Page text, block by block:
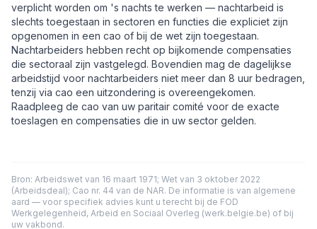
verplicht worden om 's nachts te werken — nachtarbeid is
slechts toegestaan in sectoren en functies die expliciet zijn
opgenomen in een cao of bij de wet zijn toegestaan.
Nachtarbeiders hebben recht op bijkomende compensaties
die sectoraal zijn vastgelegd. Bovendien mag de dagelijkse
arbeidstijd voor nachtarbeiders niet meer dan 8 uur bedragen,
tenzij via cao een uitzondering is overeengekomen.
Raadpleeg de cao van uw paritair comité voor de exacte
toeslagen en compensaties die in uw sector gelden.
Bron: Arbeidswet van 16 maart 1971; Wet van 3 oktober 2022
(Arbeidsdeal); Cao nr. 44 van de NAR. De informatie is van algemene
aard — voor specifiek advies kunt u terecht bij de FOD
Werkgelegenheid, Arbeid en Sociaal Overleg (werk.belgie.be) of bij
uw vakbond.